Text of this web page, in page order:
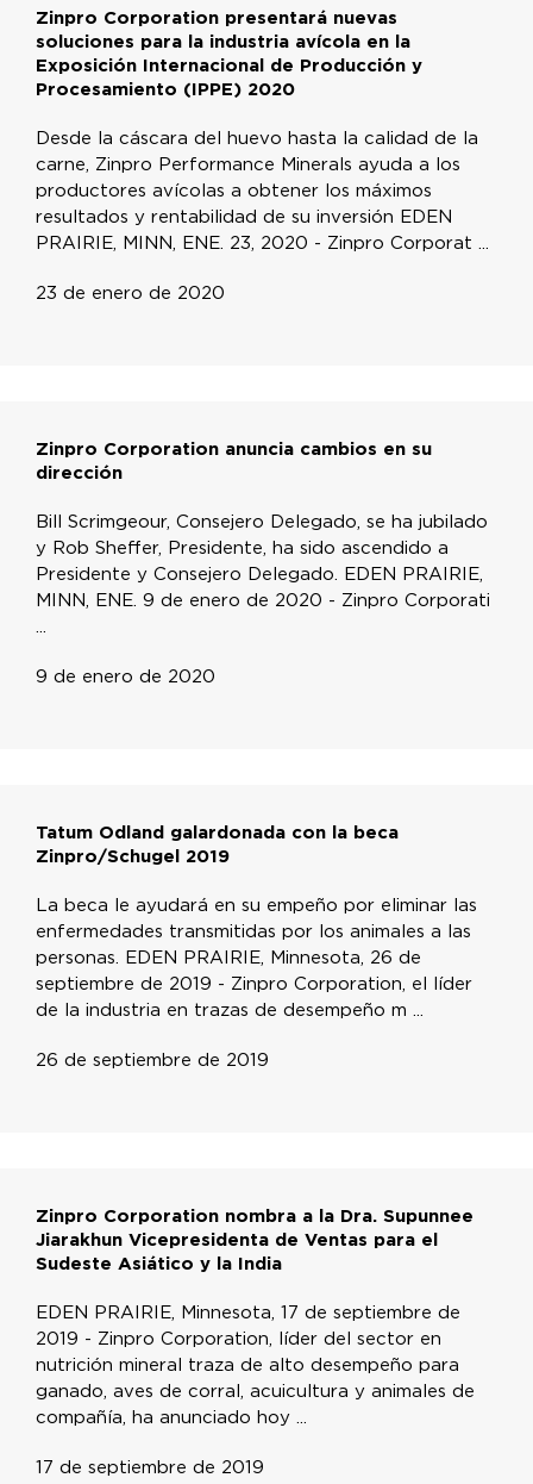
Zinpro Corporation presentará nuevas
soluciones para la industria avícola en la
Exposición Internacional de Producción y
Procesamiento (IPPE) 2020
Desde la cáscara del huevo hasta la calidad de la
carne, Zinpro Performance Minerals ayuda a los
productores avícolas a obtener los máximos
resultados y rentabilidad de su inversión EDEN
PRAIRIE, MINN, ENE. 23, 2020 - Zinpro Corporat ...
23 de enero de 2020
Zinpro Corporation anuncia cambios en su
dirección
Bill Scrimgeour, Consejero Delegado, se ha jubilado
y Rob Sheffer, Presidente, ha sido ascendido a
Presidente y Consejero Delegado. EDEN PRAIRIE,
MINN, ENE. 9 de enero de 2020 - Zinpro Corporati
...
9 de enero de 2020
Tatum Odland galardonada con la beca
Zinpro/Schugel 2019
La beca le ayudará en su empeño por eliminar las
enfermedades transmitidas por los animales a las
personas. EDEN PRAIRIE, Minnesota, 26 de
septiembre de 2019 - Zinpro Corporation, el líder
de la industria en trazas de desempeño m ...
26 de septiembre de 2019
Zinpro Corporation nombra a la Dra. Supunnee
Jiarakhun Vicepresidenta de Ventas para el
Sudeste Asiático y la India
EDEN PRAIRIE, Minnesota, 17 de septiembre de
2019 - Zinpro Corporation, líder del sector en
nutrición mineral traza de alto desempeño para
ganado, aves de corral, acuicultura y animales de
compañía, ha anunciado hoy ...
17 de septiembre de 2019